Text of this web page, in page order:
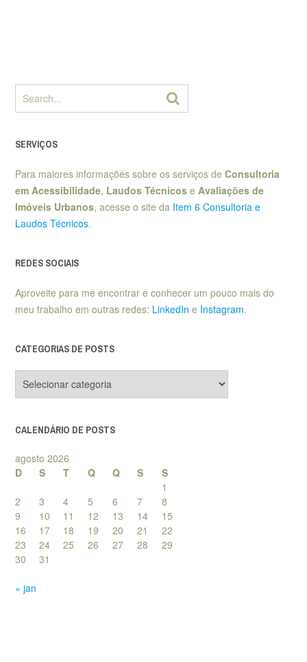
SERVIÇOS
Para maiores informações sobre os serviços de Consultoria
em Acessibilidade, Laudos Técnicos e Avaliações de
Imóveis Urbanos, acesse o site da Item 6 Consultoria e
Laudos Técnicos.
REDES SOCIAIS
Aproveite para me encontrar e conhecer um pouco mais do
meu trabalho em outras redes: LinkedIn e Instagram.
CATEGORIAS DE POSTS
de
CALENDÁRIO DE POSTS
agosto 2026
D
S T Q Q S
S
1
2
3 4 5 6 7
8
9
10 11 12 13 14
15
16
17 18 19 20 21
22
23
24 25 26 27 28
29
30
31
« jan